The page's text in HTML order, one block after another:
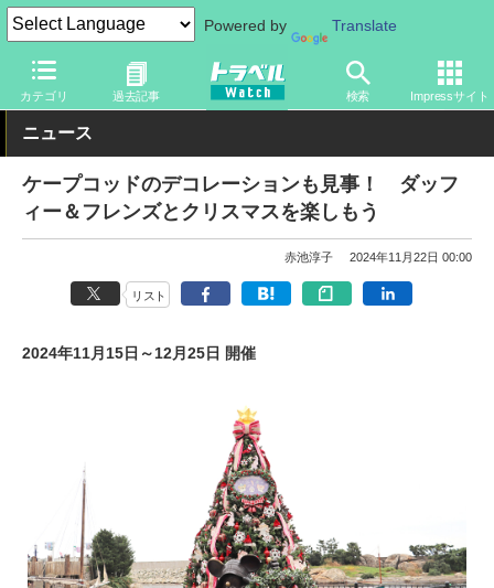
Powered by Translate
カテゴリ 過去記事 検索 Impressサイト
トラベル Watch 旅の情報 観光地 ディズニーリゾート
ニュース
ケープコッドのデコレーションも見事！ ダッフ
ィー＆フレンズとクリスマスを楽しもう
赤池淳子 2024年11月22日 00:00
リスト
2024年11月15日～12月25日 開催